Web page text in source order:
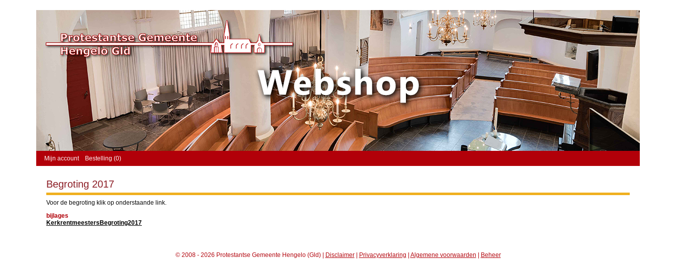
Mijn account Bestelling (0)
Begroting 2017
Voor de begroting klik op onderstaande link.
bijlages
KerkrentmeestersBegroting2017
© 2008 - 2026 Protestantse Gemeente Hengelo (Gld) | Disclaimer| Privacyverklaring Algemene voorwaarden Beheer